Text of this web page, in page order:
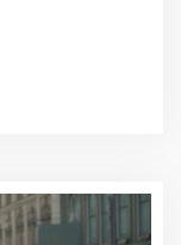
спорных и
лень